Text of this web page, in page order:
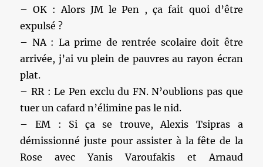
– OK : Alors JM le Pen , ça fait quoi d’être
expulsé ?
– NA : La prime de rentrée scolaire doit être
arrivée, j’ai vu plein de pauvres au rayon écran
plat.
– RR : Le Pen exclu du FN. N’oublions pas que
tuer un cafard n’élimine pas le nid.
– EM : Si ça se trouve, Alexis Tsipras a
démissionné juste pour assister à la fête de la
Rose avec Yanis Varoufakis et Arnaud